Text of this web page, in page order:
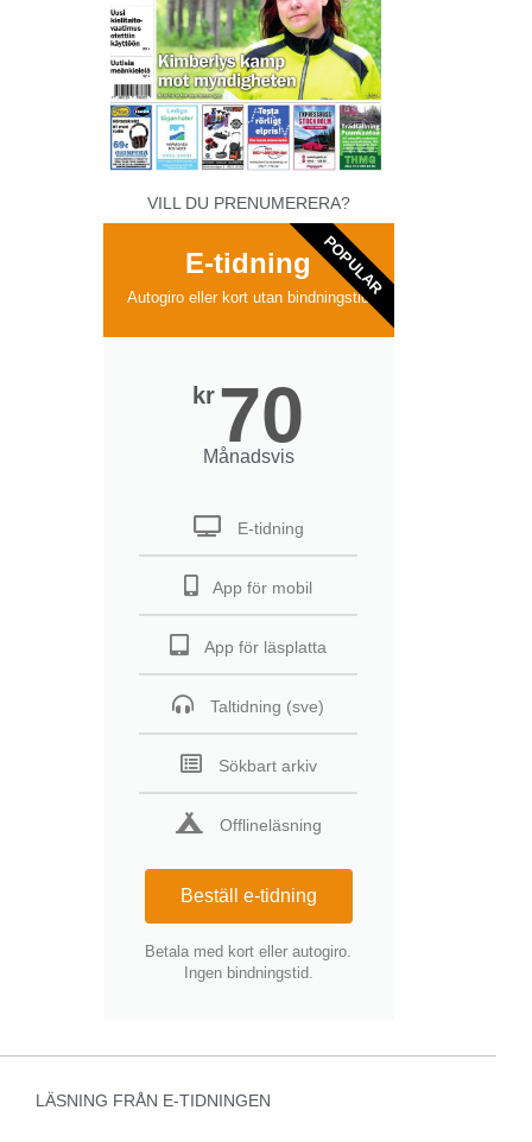
VILL DU PRENUMERERA?
E-tidning
Autogiro eller kort utan bindningstid
kr 70
Månadsvis
E-tidning
App för mobil
App för läsplatta
Taltidning (sve)
Sökbart arkiv
Offlineläsning
Beställ e-tidning
Betala med kort eller autogiro.
Ingen bindningstid.
POPULAR
LÄSNING FRÅN E-TIDNINGEN